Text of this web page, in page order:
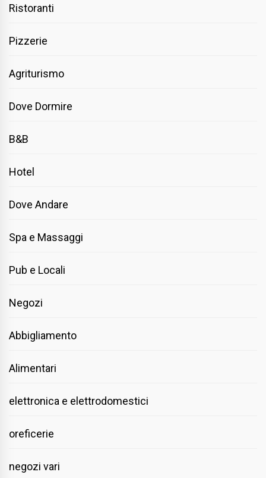
Ristoranti
Pizzerie
Agriturismo
Dove Dormire
B&B
Hotel
Dove Andare
Spa e Massaggi
Pub e Locali
Negozi
Abbigliamento
Alimentari
elettronica e elettrodomestici
oreficerie
negozi vari